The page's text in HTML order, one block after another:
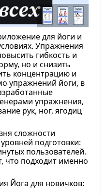
для йоги и
Упражнения
гибкость и
но и снизить
концентрацию и
упражнений йоги, в
упражнения,
рук, ног, ягодиц
сложности
подготовки:
пользователей.
что подходит именно
Йога для новичков: